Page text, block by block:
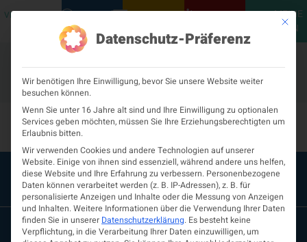
VERANSTALTUNGENPODCASTS NEUROLOGISCH KONTAKT
MEINE
ÖGN
Ausbildungsstelle-346
Mit
Datenschutz-Präferenz
Wir benötigen Ihre Einwilligung, bevor Sie unsere Website weiter
besuchen können.
Wenn Sie unter 16 Jahre alt sind und Ihre Einwilligung zu optionalen
Services geben möchten, müssen Sie Ihre Erziehungsberechtigten um
Erlaubnis bitten.
Wir verwenden Cookies und andere Technologien auf unserer
Website. Einige von ihnen sind essenziell, während andere uns helfen,
diese Website und Ihre Erfahrung zu verbessern. Personenbezogene
Daten können verarbeitet werden (z. B. IP-Adressen), z. B. für
personalisierte Anzeigen und Inhalte oder die Messung von Anzeigen
und Inhalten.Weitere Informationen über die Verwendung Ihrer Daten
finden Sie in unserer Datenschutzerklärung. Es besteht keine
Verpflichtung, in die Verarbeitung Ihrer Daten einzuwilligen, um